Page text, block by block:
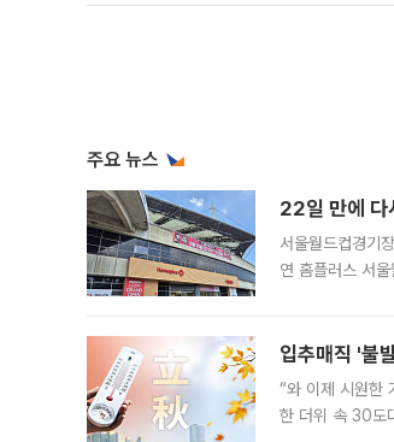
주요 뉴스
22일 만에 다
서울월드컵경기
연 홈플러스 서
입추매직 '불
“와 이제 시원한
한 더위 속 30도